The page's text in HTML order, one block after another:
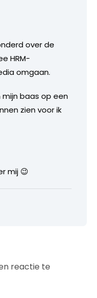
over de
HRM-
omgaan.
mijn baas op een
zien voor ik
mij 😉
reactie te